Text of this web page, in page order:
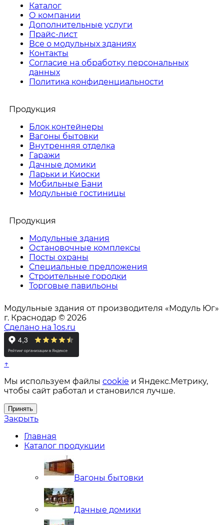
Каталог
О компании
Дополнительные услуги
Прайс-лист
Все о модульных зданиях
Контакты
Согласие на обработку персональных
данных
Политика конфиденциальности
Продукция
Блок контейнеры
Вагоны бытовки
Внутренняя отделка
Гаражи
Дачные домики
Ларьки и Киоски
Мобильные Бани
Модульные гостиницы
Продукция
Модульные здания
Остановочные комплексы
Посты охраны
Специальные предложения
Строительные городки
Торговые павильоны
Модульные здания от производителя «Модуль Юг»
г. Краснодар © 2026
Сделано на 1os.ru
↑
Мы используем файлы cookie и Яндекс.Метрику,
чтобы сайт работал и становился лучше.
Принять
Закрыть
Главная
Каталог продукции
Вагоны бытовки
Дачные домики